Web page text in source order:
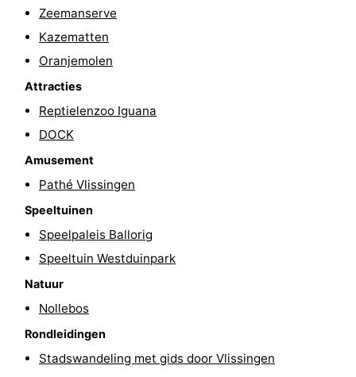
centra
Dorpen
Steden
Natuur
Rondleidingen
Sporten
Zwembaden
Wandelen
Golfbanen
Eten
Ringrijden
Zeemanserve
Kazematten
Oranjemolen
Attracties
Reptielenzoo Iguana
DOCK
Amusement
Pathé Vlissingen
Speeltuinen
Speelpaleis Ballorig
Speeltuin Westduinpark
Natuur
Nollebos
Rondleidingen
Stadswandeling met gids door Vlissingen